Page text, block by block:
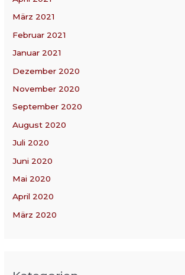
März 2021
Februar 2021
Januar 2021
Dezember 2020
November 2020
September 2020
August 2020
Juli 2020
Juni 2020
Mai 2020
April 2020
März 2020